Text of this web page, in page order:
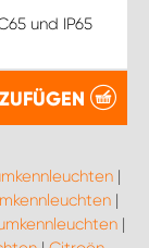
und IP65
|
|
|